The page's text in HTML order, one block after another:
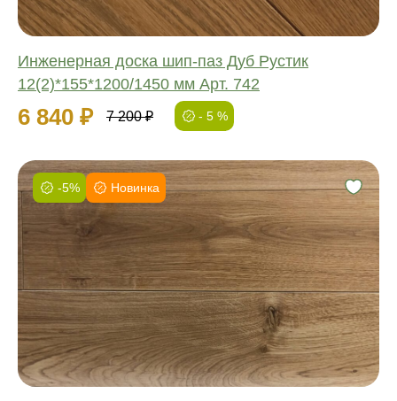
Инженерная доска шип-паз Дуб Рустик
12(2)*155*1200/1450 мм Арт. 742
6 840 ₽ 7 200 ₽ - 5 %
-5% Новинка
Фаска:
Соединение:
Обработка:
Длина:
Ширина:
Толщина: